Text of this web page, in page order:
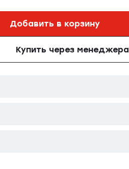
Добавить в корзину
Купить через менеджера